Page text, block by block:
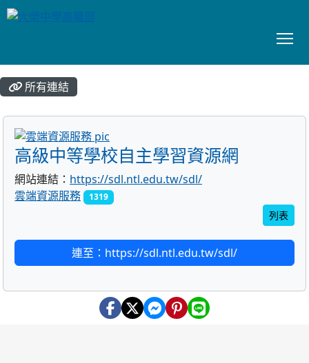
所有連結
高級中等學校自主學習資源網
網站連結： https://sdl.ntl.edu.tw/sdl/
雲端資源服務
1319
列表
連至：https://sdl.ntl.edu.tw/sdl/